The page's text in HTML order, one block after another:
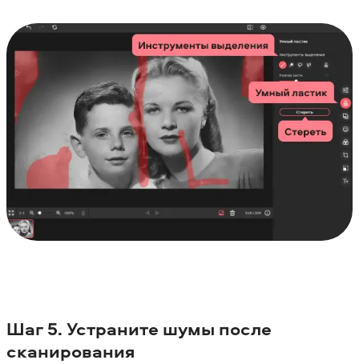
Шаг 5. Устраните шумы после
сканирования